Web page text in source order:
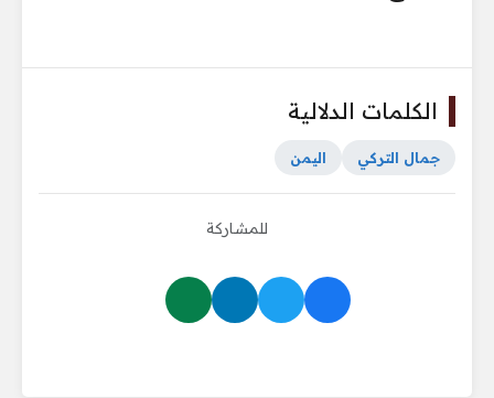
الكلمات الدلالية
جمال التركي اليمن
للمشاركة